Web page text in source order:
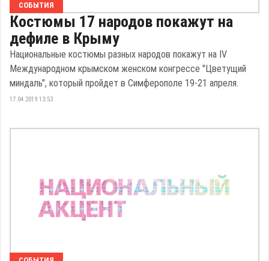
СОБЫТИЯ
Костюмы 17 народов покажут на
дефиле в Крыму
Национальные костюмы разных народов покажут на IV
Международном крымском женском конгрессе "Цветущий
миндаль", который пройдет в Симферополе 19-21 апреля.
17.04.2019 13:53